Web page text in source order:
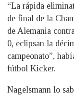
“La rápida
de final de la
de Alemania
0, eclipsan la
campeonato”,
fútbol Kicker.
Nagelsmann lo